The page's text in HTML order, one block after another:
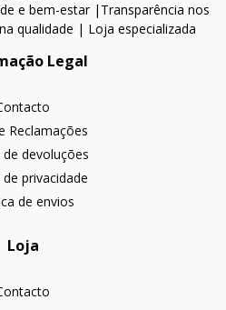
e bem-estar | Transparência nos
qualidade | Loja especializada
Legal
Reclamações
de devoluções
privacidade
de envios
Loja